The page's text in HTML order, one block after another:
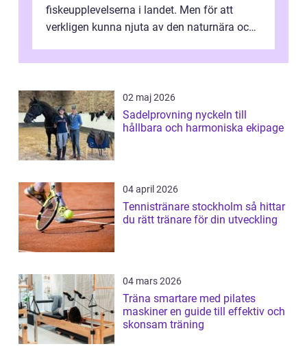
fiskeupplevelserna i landet. Men för att
verkligen kunna njuta av den naturnära och
02 maj 2026
Sadelprovning nyckeln till
hållbara och harmoniska ekipage
04 april 2026
Tennistränare stockholm så hittar
du rätt tränare för din utveckling
04 mars 2026
Träna smartare med pilates
maskiner en guide till effektiv och
skonsam träning